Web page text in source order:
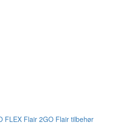
FLEX Flair 2GO Flair tilbehør